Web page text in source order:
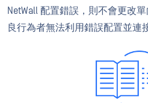
NetWall 配置錯誤，則不會更改
良行為者無法利用錯誤配置並連